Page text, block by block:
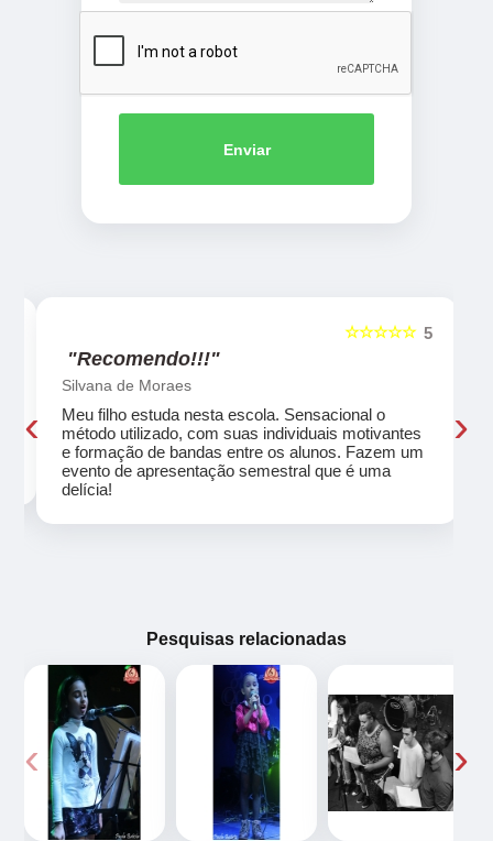
Enviar
5
☆☆☆☆☆
"Recomendo!!!"
Silvana de Moraes
Meu filho estuda nesta escola. Sensacional o
método utilizado, com suas individuais motivantes
e formação de bandas entre os alunos. Fazem um
evento de apresentação semestral que é uma
delícia!
‹ ›
Pesquisas relacionadas
‹ ›